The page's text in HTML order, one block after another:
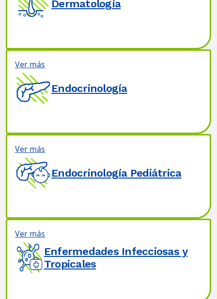
Dermatología
Ver más
Endocrinología
Ver más
Endocrinología Pediátrica
Ver más
Enfermedades Infecciosas y
Tropicales